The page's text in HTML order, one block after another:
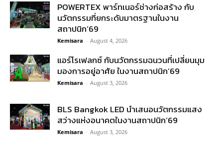
POWERTEX พาร์ทเนอร์ช่างก่อสร้าง กับ
นวัตกรรมที่ยกระดับมาตรฐานในงาน
สถาปนิก’69
Kemisara - August 4, 2026
แอร์โรเฟลกซ์ กับนวัตกรรมฉนวนที่เปลี่ยนมุม
มองการอยู่อาศัย ในงานสถาปนิก’69
Kemisara - August 3, 2026
BLS Bangkok LED นำเสนอนวัตกรรมแสง
สว่างแห่งอนาคตในงานสถาปนิก’69
Kemisara - August 3, 2026